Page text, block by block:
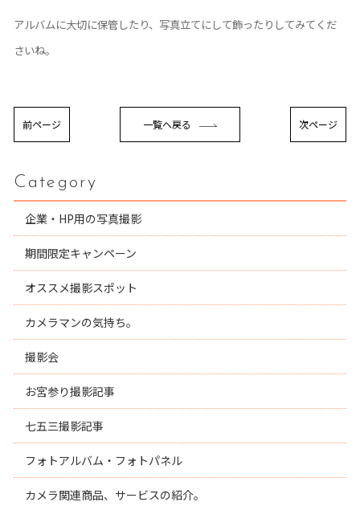
アルバムに大切に保管したり、写真立てにして飾ったりしてみてくだ
さいね。
前ページ 一覧へ戻る 次ページ
Category
企業・HP用の写真撮影
期間限定キャンペーン
オススメ撮影スポット
カメラマンの気持ち。
撮影会
お宮参り撮影記事
七五三撮影記事
フォトアルバム・フォトパネル
カメラ関連商品、サービスの紹介。